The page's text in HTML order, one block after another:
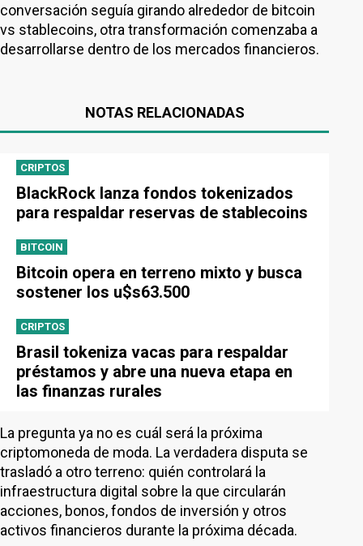
conversación seguía girando alrededor de bitcoin
vs stablecoins, otra transformación comenzaba a
desarrollarse dentro de los mercados financieros.
NOTAS RELACIONADAS
CRIPTOS
BlackRock lanza fondos tokenizados
para respaldar reservas de stablecoins
BITCOIN
Bitcoin opera en terreno mixto y busca
sostener los u$s63.500
CRIPTOS
Brasil tokeniza vacas para respaldar
préstamos y abre una nueva etapa en
las finanzas rurales
La pregunta ya no es cuál será la próxima
criptomoneda de moda. La verdadera disputa se
trasladó a otro terreno: quién controlará la
infraestructura digital sobre la que circularán
acciones, bonos, fondos de inversión y otros
activos financieros durante la próxima década.